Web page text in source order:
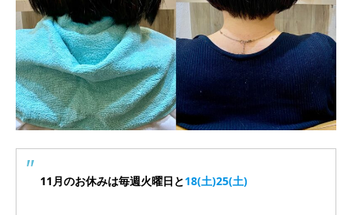
11月のお休みは毎週火曜日と18(土)25(土)